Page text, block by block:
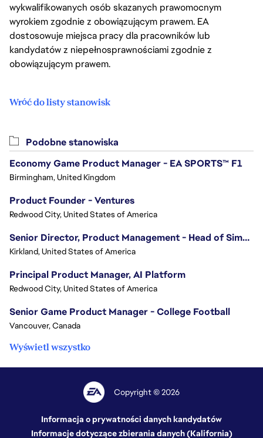
wykwalifikowanych osób skazanych prawomocnym
wyrokiem zgodnie z obowiązującym prawem. EA
dostosowuje miejsca pracy dla pracowników lub
kandydatów z niepełnosprawnościami zgodnie z
obowiązującym prawem.
Wróć do listy stanowisk
Podobne stanowiska
Economy Game Product Manager - EA SPORTS™ F1
Birmingham, United Kingdom
Product Founder - Ventures
Redwood City, United States of America
Senior Director, Product Management - Head of Sims Marketplace
Kirkland, United States of America
Principal Product Manager, AI Platform
Redwood City, United States of America
Senior Game Product Manager - College Football
Vancouver, Canada
Wyświetl wszystko
Copyright © 2026
Informacja o prywatności danych kandydatów
Informacje dotyczące zbierania danych (Kalifornia)